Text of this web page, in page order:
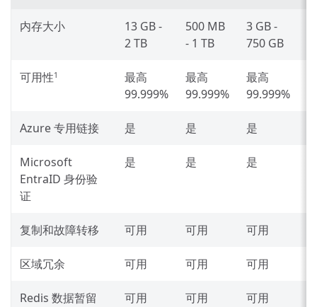
内存大小
13 GB -
2 TB
500 MB
- 1 TB
3 GB -
750 GB
可用性1
最高
99.999%
最高
99.999%
最高
99.999%
Azure 专用链接 是 是 是
Microsoft
EntraID 身份验
证
是 是 是
复制和故障转移 可用 可用 可用
区域冗余 可用 可用 可用
Redis 数据暂留 可用 可用 可用